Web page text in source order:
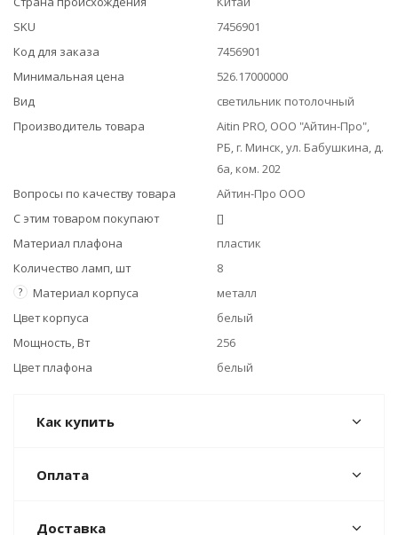
SKU
7456901
Код для заказа
7456901
Минимальная цена
526.17000000
Вид
светильник потолочный
Производитель товара
Aitin PRO, ООО "Айтин-Про",
РБ, г. Минск, ул. Бабушкина, д.
6а, ком. 202
Вопросы по качеству товара
Айтин-Про ООО
С этим товаром покупают
[]
Материал плафона
пластик
Количество ламп, шт
8
? Материал корпуса
металл
Цвет корпуса
белый
Мощность, Вт
256
Цвет плафона
белый
Как купить
Оплата
Доставка